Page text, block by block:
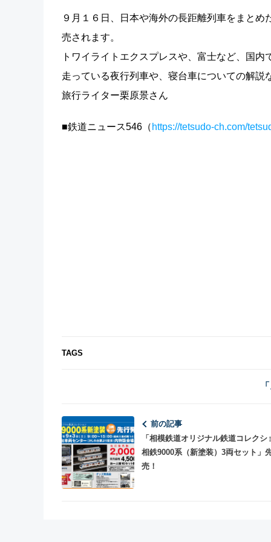
９月１６日、日本や海外の長距離列車をまと
売されます。
トワイライトエクスプレスや、富士など、国
走っている夜行列車や、寝台車についての解
旅行ライター栗原景さん
■鉄道ニュース546（ https://tetsudo-ch.com/
TAGS
前の記事
「相模鉄道オリジナル鉄道コレク
相鉄9000系（新塗装）3両セット」
売！